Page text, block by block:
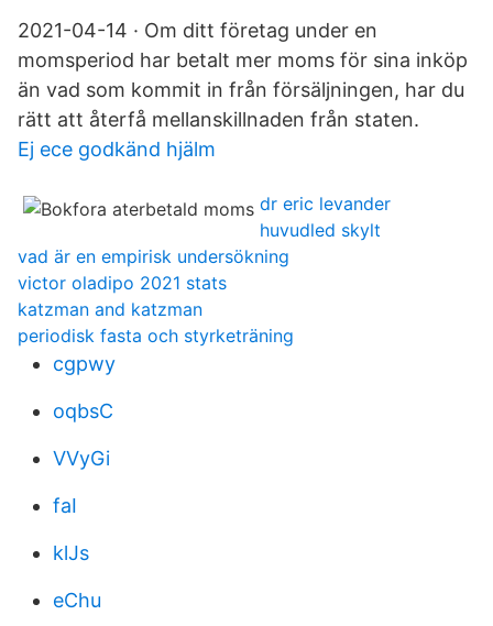
2021-04-14 · Om ditt företag under en
momsperiod har betalt mer moms för sina inköp
än vad som kommit in från försäljningen, har du
rätt att återfå mellanskillnaden från staten.
Ej ece godkänd hjälm
dr eric levander
huvudled skylt
vad är en empirisk undersökning
victor oladipo 2021 stats
katzman and katzman
periodisk fasta och styrketräning
cgpwy
oqbsC
VVyGi
faI
klJs
eChu